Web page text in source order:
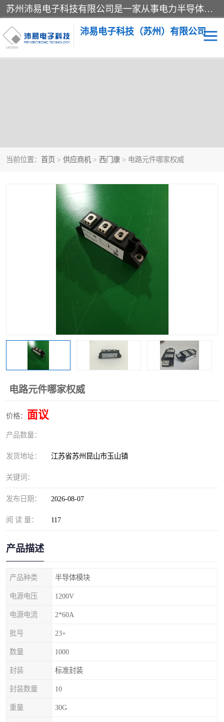
苏州沛易电子科技有限公司是一家从事电力半导体器件和电子元器件的专业代理及分销商，产品包括：IGBT模块、IPM模块、PIM模块、二极管、三极管、可控硅、整流桥、IGBT单管、IGBT电路驱动板、GTR达林顿模块、快恢复二极管、肖特基二极管、熔断器、IC集成电路、快速熔断器等。
沛易电子科技（苏州）有限公司
当前位置： 首页 > 供应商机 > 西门康 > 电路元件哪家权威
电路元件哪家权威
价格： 面议
产品数量：
发货地址： 江苏省苏州昆山市玉山镇
关键词：
发布日期： 2026-08-07
阅 读 量： 117
产品描述
产品种类 半导体模块
电源电压 1200V
电源电流 2*60A
批号 23+
数量 1000
封装 标准封装
封装数量 10
重量 30G